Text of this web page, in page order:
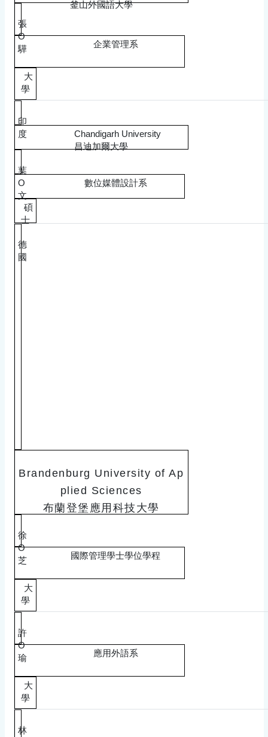
釜山外國語大學
張
O
驊
企業管理系
大
學
印
度
Chandigarh University
昌迪加爾大學
葉
O
文
數位媒體設計系
碩
士
德
國
Brandenburg University of Ap
plied Sciences
布蘭登堡應用科技大學
徐
O
芝
國際管理學士學位學程
大
學
許
O
瑜
應用外語系
大
學
林